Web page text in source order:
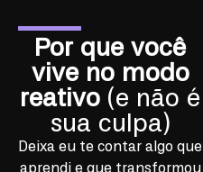
Por que você
vive no modo
reativo (e não é
sua culpa)
Deixa eu te contar algo que
aprendi e que transformou